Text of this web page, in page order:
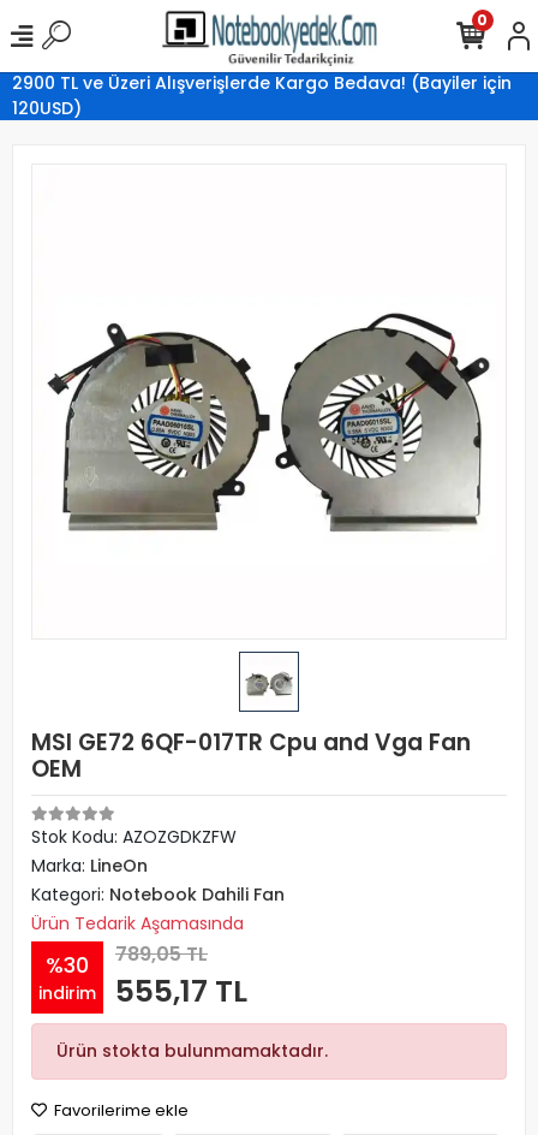
2900 TL ve Üzeri Alışverişlerde Kargo Bedava! (Bayiler için
120USD)
0
MSI GE72 6QF-017TR Cpu and Vga Fan
OEM
Stok Kodu: AZOZGDKZFW
Marka: LineOn
Kategori: Notebook Dahili Fan
Ürün Tedarik Aşamasında
%30
indirim
789,05 TL
555,17 TL
Ürün stokta bulunmamaktadır.
Favorilerime ekle